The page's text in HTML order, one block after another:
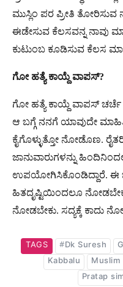
ಮುಸ್ಲಿಂ ಪರ ಪ್ರೀತಿ ತೋರಿಸುವ
ಈಡೇಸುವ ಕೆಲಸವನ್ನ ನಾವು
ಕುಟುಂಬ ಕೂಡಿಸುವ ಕೆಲಸ
ಗೋ ಹತ್ಯೆ ಕಾಯ್ದೆ ವಾಪಸ್?
ಗೋ ಹತ್ಯೆ ಕಾಯ್ದೆ ವಾಪಸ್ ಚರ್ಚೆ
ಆ ಬಗ್ಗೆ ನನಗೆ ಯಾವುದೇ
ಕೈಗೊಳ್ಳುತ್ತೋ ನೋಡೊಣ.
ಜಾನುವಾರುಗಳನ್ನು
ಉಪಯೋಗಿಸಿಕೊಂಡಿದ್ದಾರೆ. ಈ
ಹಿತದೃಷ್ಟಿಯಿಂದಲೂ
ನೋಡಬೇಕು. ಸದ್ಯಕ್ಕೆ ಕಾದು
TAGS #Dk Suresh
Kabbalu
Muslim
Pratap